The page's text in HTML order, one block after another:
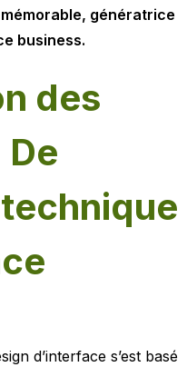
génératrice
business.
des
d’interface s’est basé